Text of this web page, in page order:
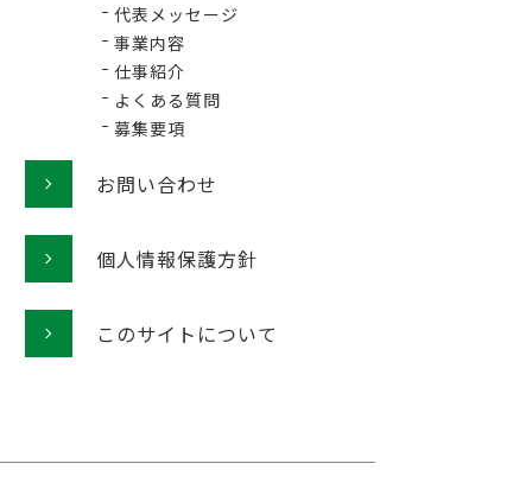
代表メッセージ
事業内容
仕事紹介
よくある質問
募集要項
お問い合わせ
個人情報保護方針
このサイトについて